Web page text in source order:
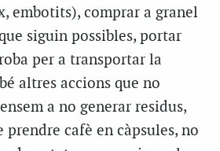
embotits), comprar a granel
siguin possibles, portar
per a transportar la
altres accions que no
a no generar residus,
prendre cafè en càpsules, no